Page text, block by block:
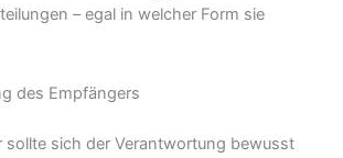
– egal in welcher Form sie
des Empfängers
sollte sich der Verantwortung bewusst